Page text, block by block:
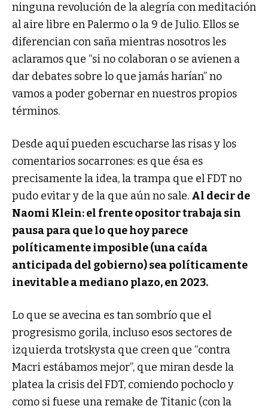
ninguna revolución de la alegría con meditación
al aire libre en Palermo o la 9 de Julio. Ellos se
diferencian con saña mientras nosotros les
aclaramos que “si no colaboran o se avienen a
dar debates sobre lo que jamás harían” no
vamos a poder gobernar en nuestros propios
términos.
Desde aquí pueden escucharse las risas y los
comentarios socarrones: es que ésa es
precisamente la idea, la trampa que el FDT no
pudo evitar y de la que aún no sale. Al decir de
Naomi Klein: el frente opositor trabaja sin
pausa para que lo que hoy parece
políticamente imposible (una caída
anticipada del gobierno) sea políticamente
inevitable a mediano plazo, en 2023.
Lo que se avecina es tan sombrío que el
progresismo gorila, incluso esos sectores de
izquierda trotskysta que creen que “contra
Macri estábamos mejor”, que miran desde la
platea la crisis del FDT, comiendo pochoclo y
como si fuese una remake de Titanic (con la